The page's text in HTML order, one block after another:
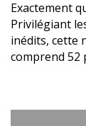
Exactement
Privilégiant
inédits, cette
comprend 52